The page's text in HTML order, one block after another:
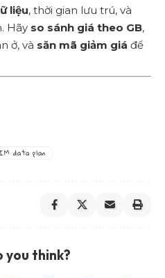
liệu, thời gian lưu trú, và
Hãy so sánh giá theo GB,
ở, và săn mã giảm giá để
data plan
you think?